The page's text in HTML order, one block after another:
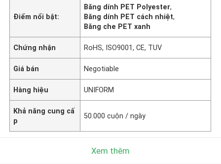
Điểm nổi bật:
Băng dính PET Polyester,
Băng dính PET cách nhiệt,
Băng che PET xanh
Chứng nhận RoHS, ISO9001, CE, TUV
Giá bán Negotiable
Hàng hiệu UNIFORM
Khả năng cung cấ
p
50.000 cuộn / ngày
Xem thêm